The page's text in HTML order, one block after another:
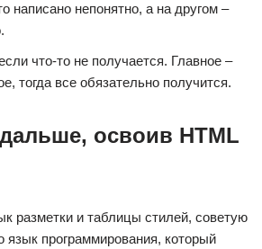
написано непонятно, а на другом –
что-то не получается. Главное –
тогда все обязательно получится.
освоив HTML
разметки и таблицы стилей, советую
язык программирования, который